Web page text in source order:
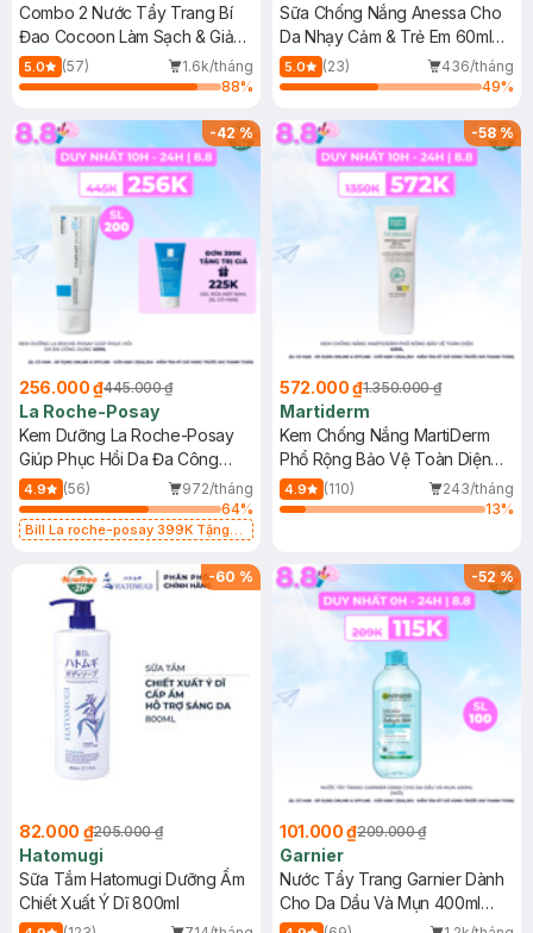
Combo 2 Nước Tẩy Trang Bí
Đao Cocoon Làm Sạch & Giảm
Dầu 500ml
5.0 (57)
1.6k/tháng
88%
Sữa Chống Nắng Anessa Cho
Da Nhạy Cảm & Trẻ Em 60ml
(Mới)
5.0 (23)
436/tháng
49%
-42%
256.000 ₫445.000 ₫
La Roche-Posay
Kem Dưỡng La Roche-Posay
Giúp Phục Hồi Da Đa Công
Dụng 40ml
4.9 (56)
972/tháng
64%
Bill La roche-posay 399K Tặng
(SL có hạn)
-58%
572.000 ₫1.350.000 ₫
Martiderm
Kem Chống Nắng MartiDerm
Phổ Rộng Bảo Vệ Toàn Diện
40ml
4.9 (110)
243/tháng
13%
-60 %
82.000 ₫205.000 ₫
Hatomugi
Sữa Tắm Hatomugi Dưỡng Ẩm
Chiết Xuất Ý Dĩ 800ml
-52%
101.000 ₫209.000 ₫
Garnier
Nước Tẩy Trang Garnier Dành
Cho Da Dầu Và Mụn 400ml
(Mới)